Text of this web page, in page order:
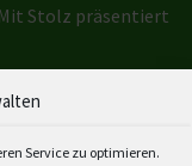
Service zu optimieren.
Stolz präsentiert